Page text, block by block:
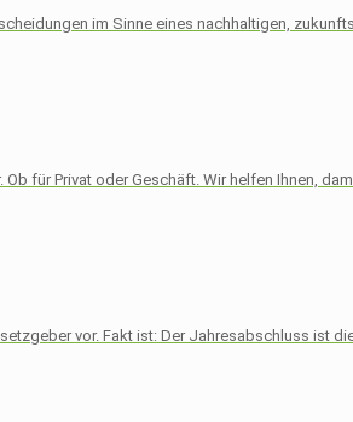
im Sinne eines nachhaltigen,
für Privat oder Geschäft. Wir helfen Ihnen,
vor. Fakt ist: Der Jahresabschluss ist